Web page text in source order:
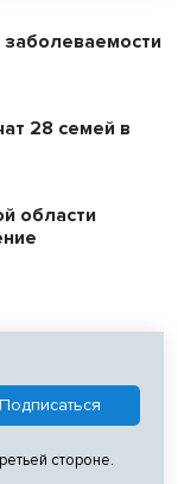
28 семей в
области
стороне.